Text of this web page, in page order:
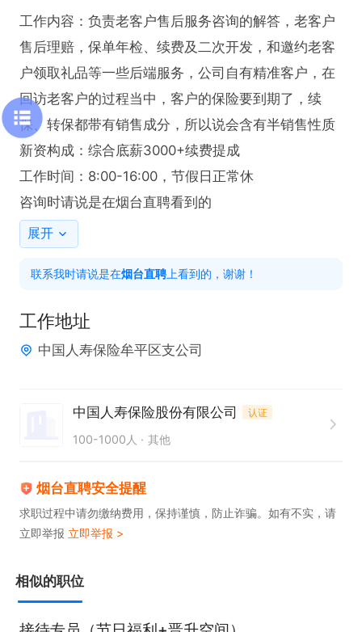
工作内容：负责老客户售后服务咨询的解答，老客户
售后理赔，保单年检、续费及二次开发，和邀约老客
户领取礼品等一些后端服务，公司自有精准客户，在
回访老客户的过程当中，客户的保险要到期了，续
保、转保都带有销售成分，所以说会含有半销售性质
新资构成：综合底薪3000+续费提成
工作时间：8:00-16:00，节假日正常休
咨询时请说是在烟台直聘看到的
展开
联系我时请说是在烟台直聘 上看到的，谢谢！
工作地址
中国人寿保险牟平区支公司
中国人寿保险股份有限公司 认证
100-1000人 其他
烟台直聘安全提醒
求职过程中请勿缴纳费用，保持谨慎，防止诈骗。如有不实，请
立即举报 立即举报 >
相似的职位